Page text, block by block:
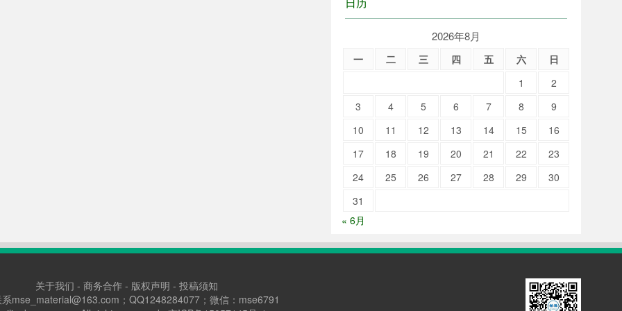
2026年8月
一 二 三 四 五 六
日
1
2
3
4 5 6 7 8
9
10
11 12 13 14 15
16
17
18 19 20 21 22
23
24
25 26 27 28 29
30
31
« 6月
关于我们 - 商务合作- 版权声明 - 投稿须知
mse_material@163.com；QQ1248284077；微信：mse6791